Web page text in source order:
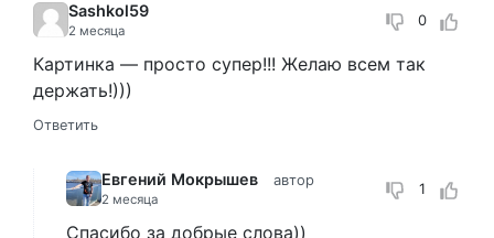
Sashkol59
2 месяца
0
Картинка — просто супер!!! Желаю всем так
держать!)))
Ответить
Евгений Мокрышев автор
2 месяца
1
Спасибо за добрые слова))